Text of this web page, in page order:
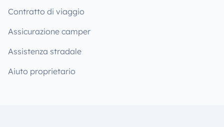
Contratto di viaggio
Assicurazione camper
Assistenza stradale
Aiuto proprietario